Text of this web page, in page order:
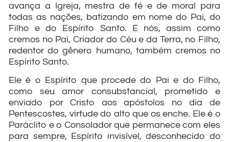
avança a Igreja, mestra de fé e de moral para
todas as nações, batizando em nome do Pai, do
Filho e do Espírito Santo. E nós, assim como
cremos no Pai, Criador do Céu e da Terra, no Filho,
redentor do gênero humano, também cremos no
Espírito Santo.
Ele é o Espírito que procede do Pai e do Filho,
como seu amor consubstancial, prometido e
enviado por Cristo aos apóstolos no dia de
Pentescostes, virtude do alto que os enche. Ele é o
Paráclito e o Consolador que permanece com eles
para sempre, Espírito invisível, desconhecido do